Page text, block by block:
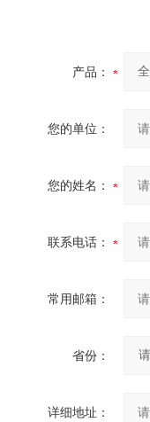
产品：
您的单位：
您的姓名：
联系电话：
常用邮箱：
省份：
详细地址：